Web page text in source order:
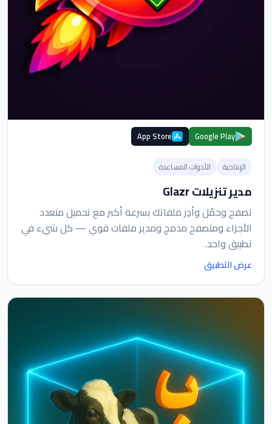
Google Play
App Store
الإنتاجية الأدوات المساعدة
مدير تنزيلات Glazr
تصفح وحمّل وأدِر ملفاتك بسرعة أكبر مع تحميل متعدد
الأجزاء ومتصفح مدمج ومدير ملفات قوي — كل شيء في
تطبيق واحد.
عرض التطبيق